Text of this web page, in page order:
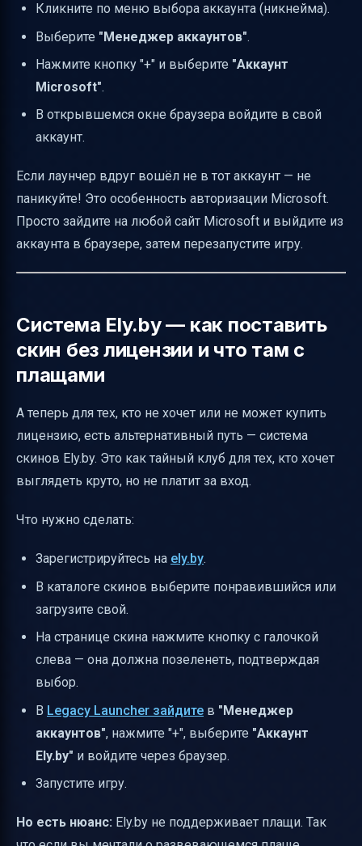
Кликните по меню выбора аккаунта (никнейма).
Выберите "Менеджер аккаунтов".
Нажмите кнопку "+" и выберите "Аккаунт
Microsoft".
В открывшемся окне браузера войдите в свой
аккаунт.
Если лаунчер вдруг вошёл не в тот аккаунт — не
паникуйте! Это особенность авторизации Microsoft.
Просто зайдите на любой сайт Microsoft и выйдите из
аккаунта в браузере, затем перезапустите игру.
Система Ely.by — как поставить
скин без лицензии и что там с
плащами
А теперь для тех, кто не хочет или не может купить
лицензию, есть альтернативный путь — система
скинов Ely.by. Это как тайный клуб для тех, кто хочет
выглядеть круто, но не платит за вход.
Что нужно сделать:
Зарегистрируйтесь на ely.by.
В каталоге скинов выберите понравившийся или
загрузите свой.
На странице скина нажмите кнопку с галочкой
слева — она должна позеленеть, подтверждая
выбор.
В Legacy Launcher зайдите в "Менеджер
аккаунтов", нажмите "+", выберите "Аккаунт
Ely.by" и войдите через браузер.
Запустите игру.
Но есть нюанс: Ely.by не поддерживает плащи. Так